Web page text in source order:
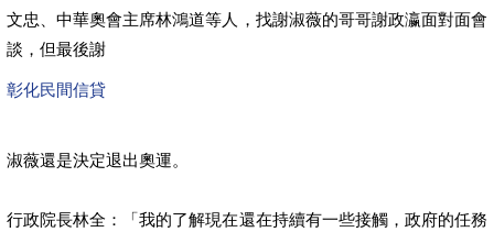
文忠、中華奧會主席林鴻道等人，找謝淑薇的哥哥謝政瀛面對面會
談，但最後謝
彰化民間信貸
淑薇還是決定退出奧運。
行政院長林全：「我的了解現在還在持續有一些接觸，政府的任務